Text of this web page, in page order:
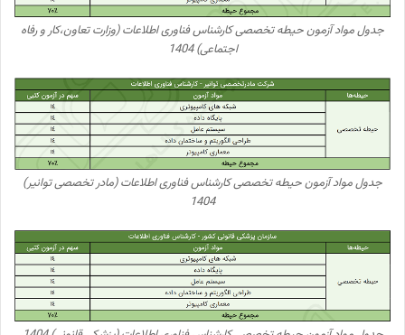
جدول مواد آزمون حیطه تخصصی کارشناس فناوری اطلاعات (وزارت تعاون،کار و رفاه
اجتماعی) 1404
جدول مواد آزمون حیطه تخصصی کارشناس فناوری اطلاعات (مادر تخصصی توانیر)
1404